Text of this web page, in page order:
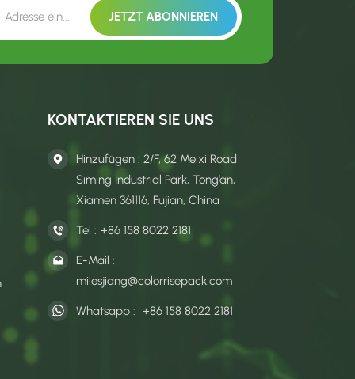
KONTAKTIEREN SIE UNS
Hinzufügen : 2/F, 62 Meixi Road
Siming Industrial Park, Tong’an,
Xiamen 361116, Fujian, China
Tel : +86 158 8022 2181
E-Mail :
milesjiang@colorrisepack.com
Whatsapp : +86 158 8022 2181